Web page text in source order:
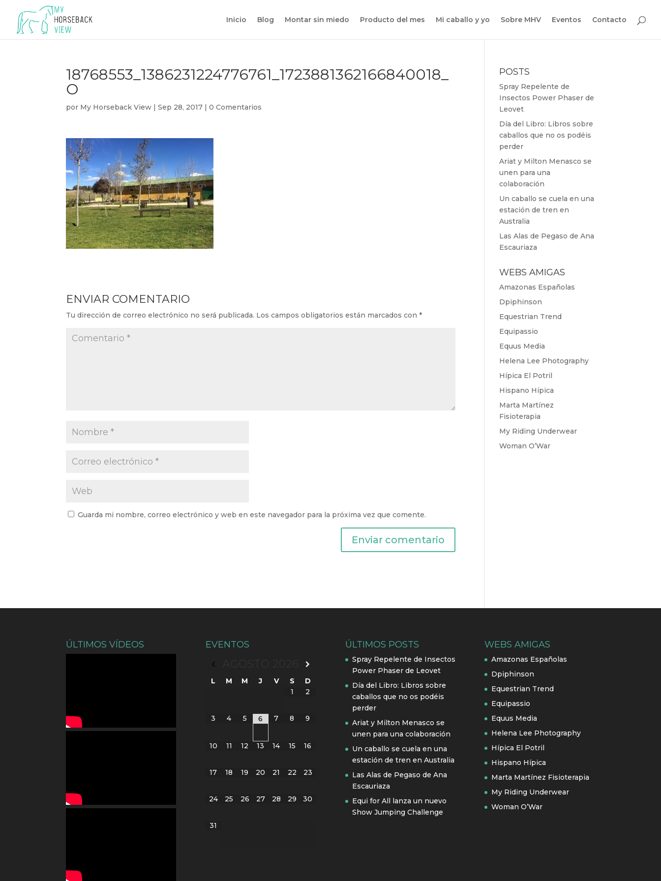
Inicio Blog Montar sin miedo Producto del mes Mi caballo y yo Sobre MHV Eventos Contacto
18768553_1386231224776761_1723881362166840018_
O
por My Horseback View |Sep 28, 2017 |0 Comentarios
ENVIAR COMENTARIO
Tu dirección de correo electrónico no será publicada. Los campos obligatorios están marcados con*
Guarda mi nombre, correo electrónico y web en este navegador para la próxima vez que comente.
POSTS
Spray Repelente de
Insectos Power Phaser de
Leovet
Día del Libro: Libros sobre
caballos que no os podéis
perder
Ariat y Milton Menasco se
unen para una
colaboración
Un caballo se cuela en una
estación de tren en
Australia
Las Alas de Pegaso de Ana
Escauriaza
WEBS AMIGAS
Amazonas Españolas
Dpiphinson
Equestrian Trend
Equipassio
Equus Media
Helena Lee Photography
Hípica El Potril
Hispano Hípica
Marta Martínez
Fisioterapia
My Riding Underwear
Woman O’War
ÚLTIMOS VÍDEOS EVENTOS
L M M J V S
D
1
2
3 4 5 6 7 8 9
10 11 12 13 14 15 16
17 18 19 20 21 22 23
24 25 26 27 28 29 30
31
ÚLTIMOS POSTS
Spray Repelente de Insectos
Power Phaser de Leovet
Día del Libro: Libros sobre
caballos que no os podéis
perder
Ariat y Milton Menasco se
unen para una colaboración
Un caballo se cuela en una
estación de tren en Australia
Las Alas de Pegaso de Ana
Escauriaza
Equi for All lanza un nuevo
Show Jumping Challenge
WEBS AMIGAS
Amazonas Españolas
Dpiphinson
Equestrian Trend
Equipassio
Equus Media
Helena Lee Photography
Hípica El Potril
Hispano Hípica
Marta Martínez Fisioterapia
My Riding Underwear
Woman O’War